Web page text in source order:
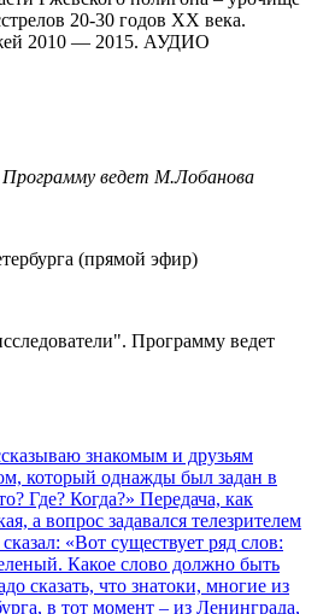
20-30 годов XX века.
2010 — 2015. АУДИО
ведет М.Лобанова
(прямой эфир)
Программу ведет
знакомым и друзьям
который однажды был задан в
Где? Когда?» Передача, как
а вопрос задавался телезрителем
«Вот существует ряд слов:
Какое слово должно быть
сказать, что знатоки, многие из
в тот момент – из Ленинграда,